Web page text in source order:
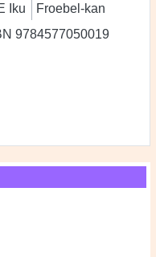
Iku
Froebel-kan
9784577050019